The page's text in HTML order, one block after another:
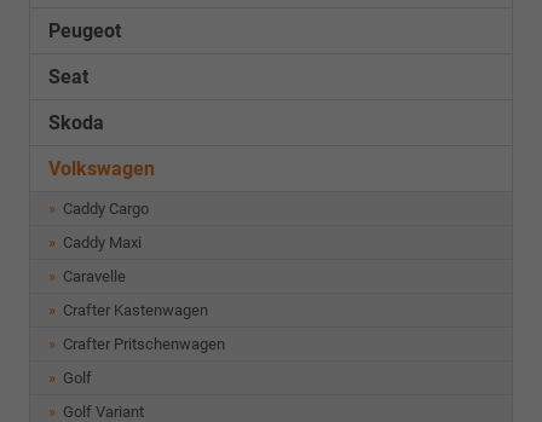
Peugeot
Seat
Skoda
Volkswagen
Caddy Cargo
Caddy Maxi
Caravelle
Crafter Kastenwagen
Crafter Pritschenwagen
Golf
Golf Variant